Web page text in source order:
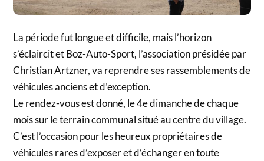
La période fut longue et difficile, mais l’horizon
s’éclaircit et Boz-Auto-Sport, l’association présidée par
Christian Artzner, va reprendre ses rassemblements de
véhicules anciens et d’exception.
Le rendez-vous est donné, le 4e dimanche de chaque
mois sur le terrain communal situé au centre du village.
C’est l’occasion pour les heureux propriétaires de
véhicules rares d’exposer et d’échanger en toute